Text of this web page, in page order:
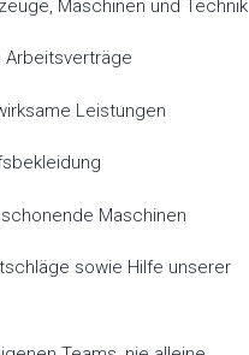
Maschinen und Technik
Leistungen
Maschinen
sowie Hilfe unserer